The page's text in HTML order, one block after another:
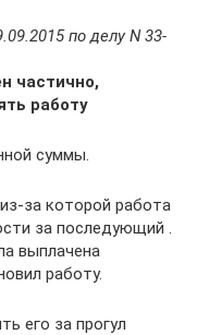
по делу N 33-
частично,
работу
суммы.
за которой работа
за последующий .
выплачена
работу.
его за прогул